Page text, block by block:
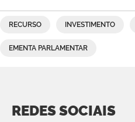
RECURSO INVESTIMENTO
EMENTA PARLAMENTAR
REDES SOCIAIS